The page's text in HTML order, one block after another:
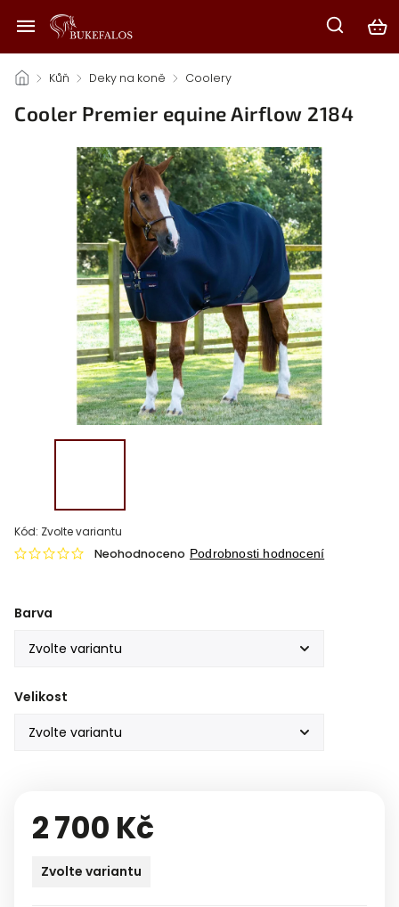
/ Kůň / Deky na koně / Coolery
Cooler Premier equine Airflow 2184
Kód: Zvolte variantu
Neohodnoceno Podrobnosti hodnocení
Barva
Velikost
2 700 Kč
Zvolte variantu